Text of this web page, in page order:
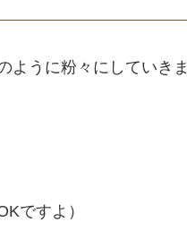
ように粉々にしていきま
ですよ）